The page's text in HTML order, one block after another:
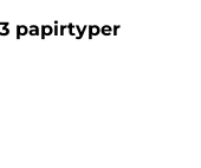
papirtyper